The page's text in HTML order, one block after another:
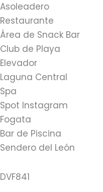
Asoleadero
Restaurante
Área de Snack Bar
Club de Playa
Elevador
Laguna Central
Spa
Spot Instagram
Fogata
Bar de Piscina
Sendero del León
DVF841